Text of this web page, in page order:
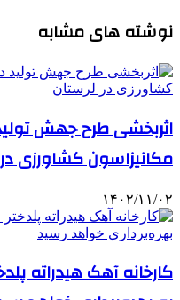
نوشته های مشابه
اثربخشی طرح جهش
مکانیزاسون کشاورزی
۱۴۰۲/۱۱/۰۲
کارخانه آهک هیدراته